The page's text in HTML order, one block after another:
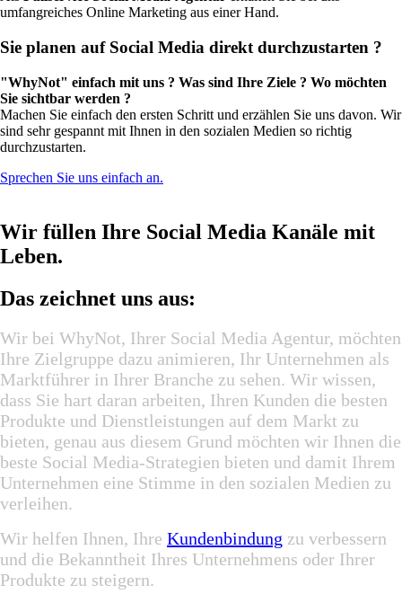
umfangreiches Online Marketing aus einer Hand.
Sie planen auf Social Media direkt durchzustarten ?
"WhyNot" einfach mit uns ? Was sind Ihre Ziele ? Wo möchten
Sie sichtbar werden ?
Machen Sie einfach den ersten Schritt und erzählen Sie uns davon. Wir
sind sehr gespannt mit Ihnen in den sozialen Medien so richtig
durchzustarten.
Sprechen Sie uns einfach an.
Wir füllen Ihre Social Media Kanäle mit
Leben.
Das zeichnet uns aus:
Wir bei WhyNot, Ihrer Social Media Agentur, möchten
Ihre Zielgruppe dazu animieren, Ihr Unternehmen als
Marktführer in Ihrer Branche zu sehen. Wir wissen,
dass Sie hart daran arbeiten, Ihren Kunden die besten
Produkte und Dienstleistungen auf dem Markt zu
bieten, genau aus diesem Grund möchten wir Ihnen die
beste Social Media-Strategien bieten und damit Ihrem
Unternehmen eine Stimme in den sozialen Medien zu
verleihen.
Wir helfen Ihnen, Ihre Kundenbindung zu verbessern
und die Bekanntheit Ihres Unternehmens oder Ihrer
Produkte zu steigern.